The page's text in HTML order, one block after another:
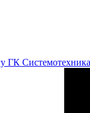
ГК Системотехника